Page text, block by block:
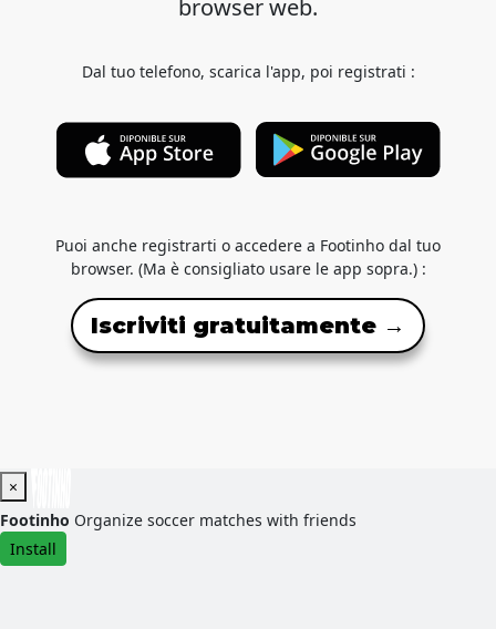
browser web.
Dal tuo telefono, scarica l'app, poi registrati :
Puoi anche registrarti o accedere a Footinho dal tuo
browser. (Ma è consigliato usare le app sopra.) :
Iscriviti gratuitamente →
×
Footinho Organize soccer matches with friends
Install